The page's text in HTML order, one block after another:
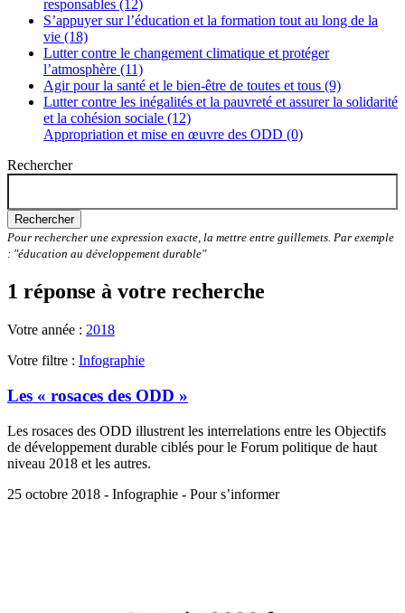
responsables (12)
S’appuyer sur l’éducation et la formation tout au long de la
vie (18)
Lutter contre le changement climatique et protéger
l’atmosphère (11)
Agir pour la santé et le bien-être de toutes et tous (9)
Lutter contre les inégalités et la pauvreté et assurer la solidarité
et la cohésion sociale (12)
Appropriation et mise en œuvre des ODD (0)
Rechercher
Rechercher
Pour rechercher une expression exacte, la mettre entre guillemets. Par exemple
: "éducation au développement durable"
1 réponse à votre recherche
Votre année : 2018
Votre filtre : Infographie
Les « rosaces des ODD »
Les rosaces des ODD illustrent les interrelations entre les Objectifs
de développement durable ciblés pour le Forum politique de haut
niveau 2018 et les autres.
25 octobre 2018 - Infographie - Pour s’informer